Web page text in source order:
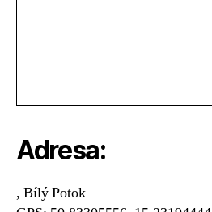
Adresa:
, Bílý Potok